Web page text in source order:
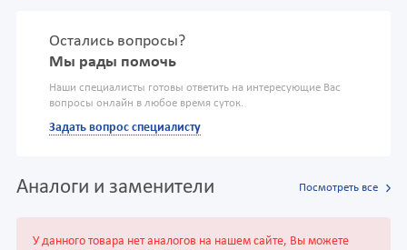
Остались вопросы?
Мы рады помочь
Наши специалисты готовы ответить на интересующие Вас
вопросы онлайн в любое время суток.
Задать вопрос специалисту
Аналоги и заменители Посмотреть все
У данного товара нет аналогов на нашем сайте, Вы можете